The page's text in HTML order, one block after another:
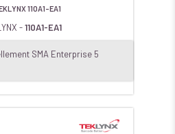
-110A1-EA1
SMA Enterprise 5